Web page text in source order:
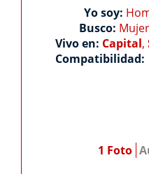
Yo soy:
Busco:
Vivo en: Capital,
Compatibilidad:
1 Foto